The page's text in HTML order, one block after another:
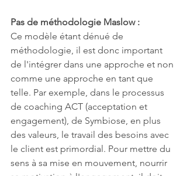
Pas de méthodologie Maslow :
Ce modèle étant dénué de
méthodologie, il est donc important
de l'intégrer dans une approche et non
comme une approche en tant que
telle. Par exemple, dans le processus
de coaching ACT (acceptation et
engagement), de Symbiose, en plus
des valeurs, le travail des besoins avec
le client est primordial. Pour mettre du
sens à sa mise en mouvement, nourrir